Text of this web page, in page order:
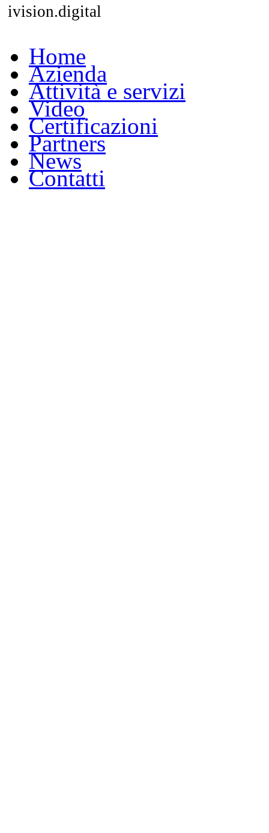
ivision.digital
Home
Azienda
Attività e servizi
Video
Certificazioni
Partners
News
Contatti